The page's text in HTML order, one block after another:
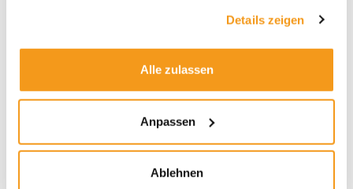
Details zeigen
Alle zulassen
Anpassen
Ablehnen
– Die Fonds, die die
Envestoren am weitesten zurück
geworfen haben
im Bestand der Envestoren
Fonds im Fokus– Ein Fonds, den
Envestor genauer unter die Lupe nimmt,
Sellern gehört